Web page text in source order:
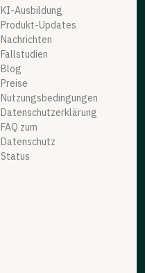
KI-Ausbildung
Produkt-Updates
Nachrichten
Fallstudien
Blog
Preise
Nutzungsbedingungen
Datenschutzerklärung
FAQ zum
Datenschutz
Status